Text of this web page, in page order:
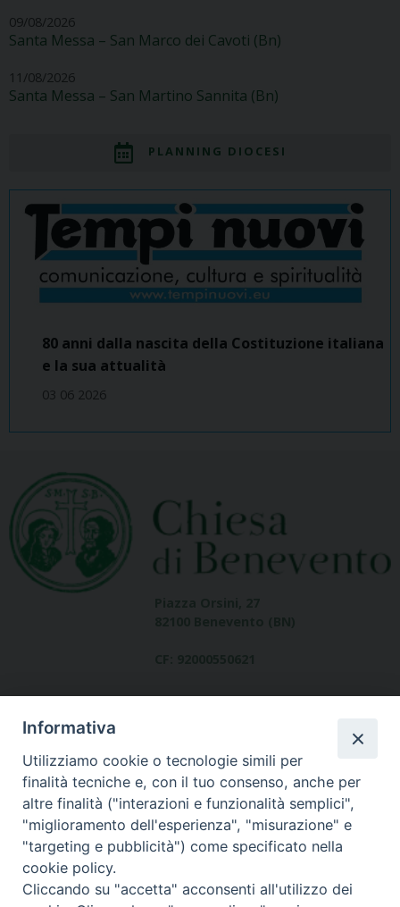
09/08/2026
Santa Messa – San Marco dei Cavoti (Bn)
11/08/2026
Santa Messa – San Martino Sannita (Bn)
PLANNING DIOCESI
80 anni dalla nascita della Costituzione italiana
e la sua attualità
03 06 2026
Dove siamo
contatti
Informativa
Utilizziamo cookie o tecnologie simili per
finalità tecniche e, con il tuo consenso, anche per
altre finalità ("interazioni e funzionalità semplici",
"miglioramento dell'esperienza", "misurazione" e
"targeting e pubblicità") come specificato nella
cookie policy.
Cliccando su "accetta" acconsenti all'utilizzo dei